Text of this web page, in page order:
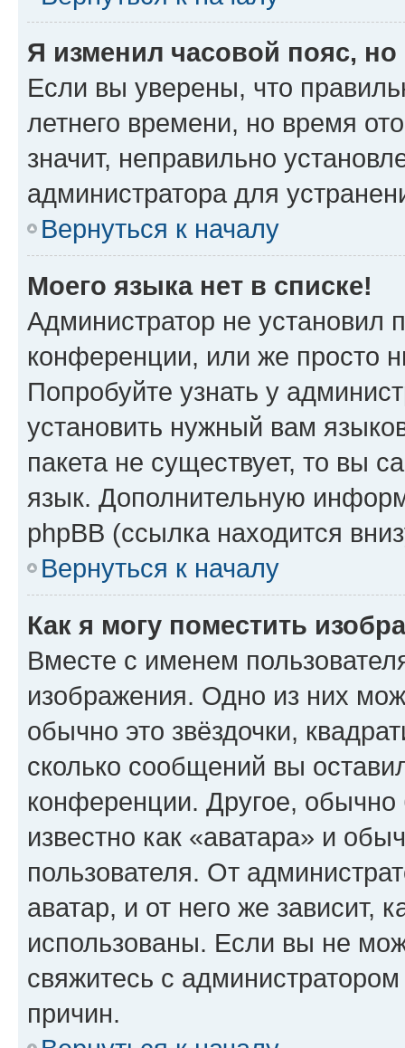
Я изменил часовой пояс,
Если вы уверены, что
летнего времени, но время
значит, неправильно
администратора для
Вернуться к началу
Моего языка нет в списке!
Администратор не установил
конференции, или же просто
Попробуйте узнать у
установить нужный вам
пакета не существует, то вы
язык. Дополнительную
phpBB (ссылка находится
Вернуться к началу
Как я могу поместить
Вместе с именем
изображения. Одно из них
обычно это звёздочки,
сколько сообщений вы
конференции. Другое,
известно как «аватара» и
пользователя. От
аватар, и от него же зависит,
использованы. Если вы не
свяжитесь с
причин.